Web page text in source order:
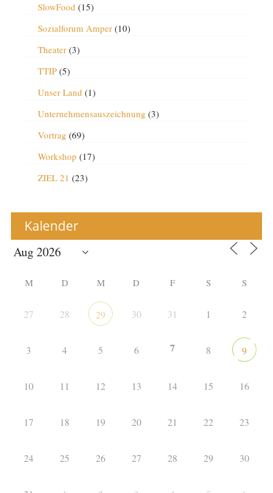
SlowFood (15)
Sozialforum Amper(10)
Theater(3)
TTIP(5)
Unser Land (1)
Unternehmensauszeichnung (3)
Vortrag (69)
Workshop (17)
ZIEL 21 (23)
Kalender
M D M D F S S
27 28 29 30 31 1 2
3 4 5 6 7 8 9
10 11 12 13 14 15 16
17 18 19 20 21 22 23
24 25 26 27 28 29 30